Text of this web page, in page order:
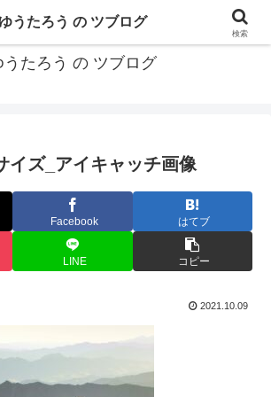
40代がMBA・キャリアとEコマースについて発信
うたろう の ツブログ
イズ_アイキャッチ画像
Facebook はてブ
LINE コピー
2021.10.09
ゆうたろう の ツブログ
検索